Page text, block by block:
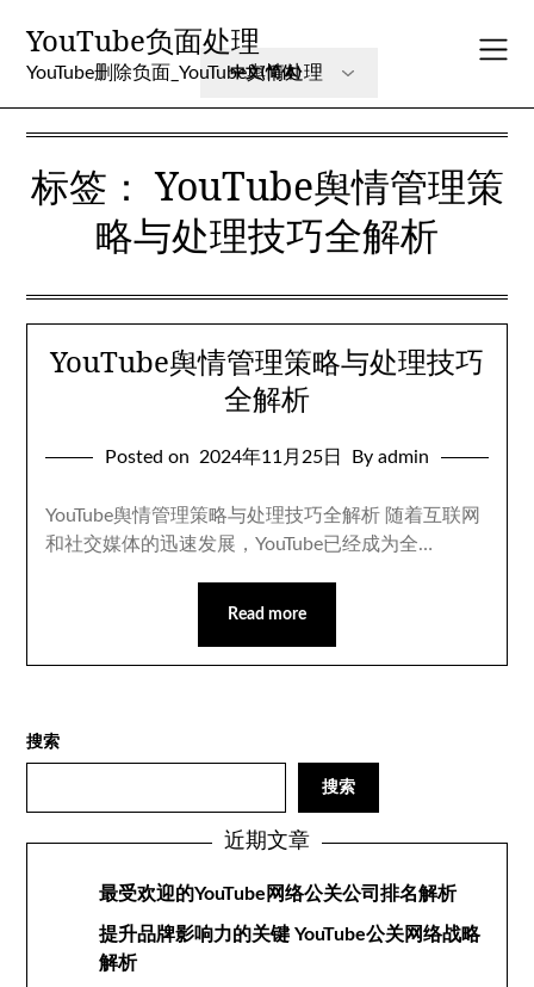
content
YouTube负面处理
YouTube删除负面_YouTube舆情处理
标签：YouTube舆情管理策
略与处理技巧全解析
YouTube舆情管理策略与处理技巧
全解析
Posted on 2024年11月25日 By admin
YouTube舆情管理策略与处理技巧全解析 随着互联网
和社交媒体的迅速发展，YouTube已经成为全…
Read more
搜索
搜索
近期文章
最受欢迎的YouTube网络公关公司排名解析
提升品牌影响力的关键 YouTube公关网络战略
解析